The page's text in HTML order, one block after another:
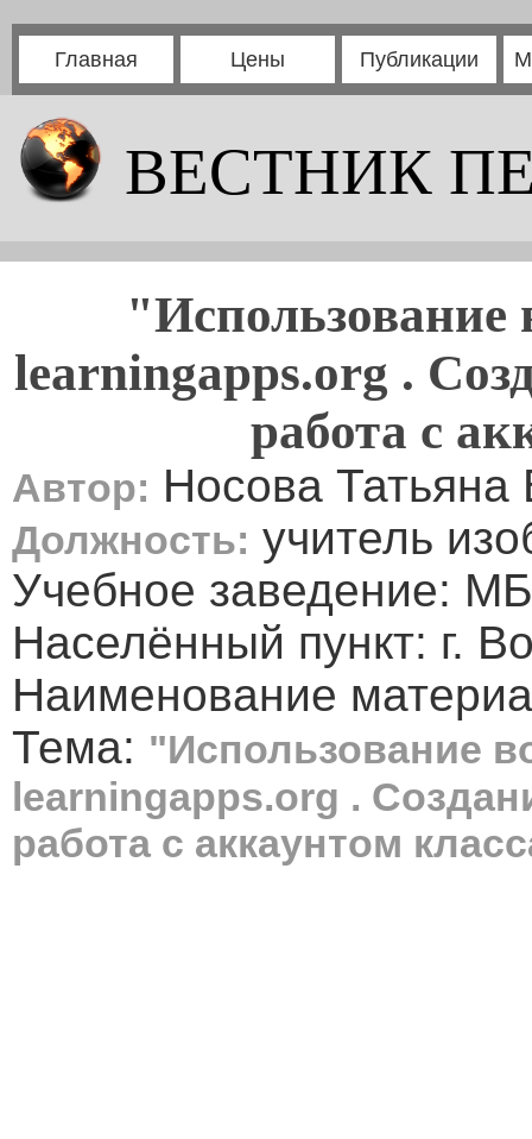
Главная Цены Публикации
ВЕСТНИК
"Использование
learningapps.org .
работа с
Автор: Носова
Должность: учитель
Учебное заведение:
Населённый пункт: г.
Наименование
Тема: "Использование
learningapps.org .
работа с аккаунтом